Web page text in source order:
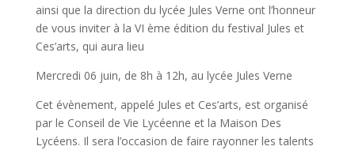
ainsi que la direction du lycée Jules Verne ont l’honneur
de vous inviter à la VI ème édition du festival Jules et
Ces’arts, qui aura lieu
Mercredi 06 juin, de 8h à 12h, au lycée Jules Verne
Cet évènement, appelé Jules et Ces’arts, est organisé
par le Conseil de Vie Lycéenne et la Maison Des
Lycéens. Il sera l’occasion de faire rayonner les talents